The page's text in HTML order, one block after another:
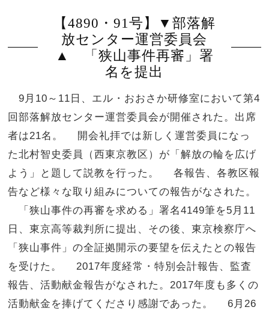
【4890・91号】▼部落解
放センター運営委員会
▲ 「狭山事件再審」署
名を提出
9月10～11日、エル・おおさか研修室において第4
回部落解放センター運営委員会が開催された。出席
者は21名。 開会礼拝では新しく運営委員になっ
た北村智史委員（西東京教区）が「解放の輪を広げ
よう」と題して説教を行った。 各報告、各教区報
告など様々な取り組みについての報告がなされた。
「狭山事件の再審を求める」署名4149筆を5月11
日、東京高等裁判所に提出、その後、東京検察庁へ
「狭山事件」の全証拠開示の要望を伝えたとの報告
を受けた。 2017年度経常・特別会計報告、監査
報告、活動献金報告がなされた。2017年度も多くの
活動献金を捧げてくださり感謝であった。 6月26